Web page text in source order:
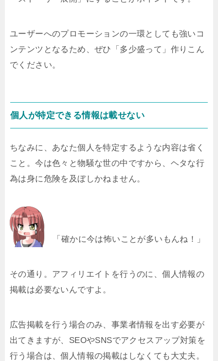
ユーザーへのプロモーションの一環としても強いコ
ンテンツとなるため、ぜひ「多少盛って」作りこん
でください。
個人が特定できる情報は載せない
ちなみに、あなた個人を特定するような内容は省く
こと。今は色々と物騒な世の中ですから、ヘタな行
為は身に危険を及ぼしかねません。
「確かに今は怖いことが多いもんね！」
その通り。アフィリエイトを行うのに、個人情報の
掲載は必要ないんですよ。
広告掲載を行う場合のみ、事業者情報を出す必要が
出てきますが、SEOやSNSでアクセスアップ対策を
行う場合は、個人情報の掲載はしなくても大丈夫。